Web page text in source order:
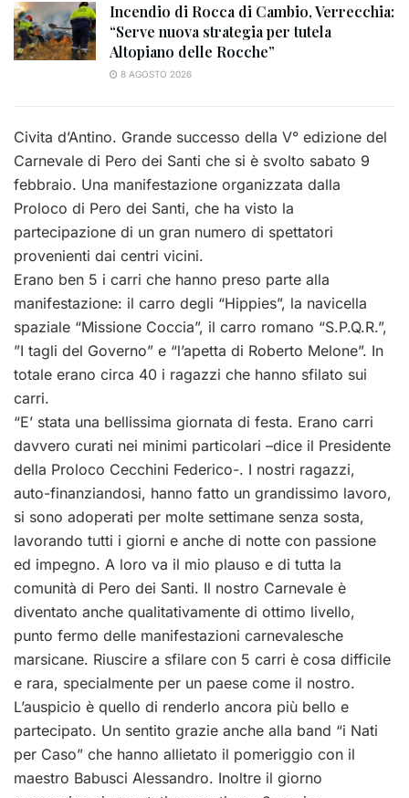
Incendio di Rocca di Cambio, Verrecchia:
“Serve nuova strategia per tutela
Altopiano delle Rocche”
8 AGOSTO 2026
Civita d’Antino. Grande successo della V° edizione del
Carnevale di Pero dei Santi che si è svolto sabato 9
febbraio. Una manifestazione organizzata dalla
Proloco di Pero dei Santi, che ha visto la
partecipazione di un gran numero di spettatori
provenienti dai centri vicini.
Erano ben 5 i carri che hanno preso parte alla
manifestazione: il carro degli “Hippies”, la navicella
spaziale “Missione Coccia”, il carro romano “S.P.Q.R.”,
”I tagli del Governo” e “l’apetta di Roberto Melone”. In
totale erano circa 40 i ragazzi che hanno sfilato sui
carri.
“E’ stata una bellissima giornata di festa. Erano carri
davvero curati nei minimi particolari –dice il Presidente
della Proloco Cecchini Federico-. I nostri ragazzi,
auto-finanziandosi, hanno fatto un grandissimo lavoro,
si sono adoperati per molte settimane senza sosta,
lavorando tutti i giorni e anche di notte con passione
ed impegno. A loro va il mio plauso e di tutta la
comunità di Pero dei Santi. Il nostro Carnevale è
diventato anche qualitativamente di ottimo livello,
punto fermo delle manifestazioni carnevalesche
marsicane. Riuscire a sfilare con 5 carri è cosa difficile
e rara, specialmente per un paese come il nostro.
L’auspicio è quello di renderlo ancora più bello e
partecipato. Un sentito grazie anche alla band “i Nati
per Caso” che hanno allietato il pomeriggio con il
maestro Babusci Alessandro. Inoltre il giorno